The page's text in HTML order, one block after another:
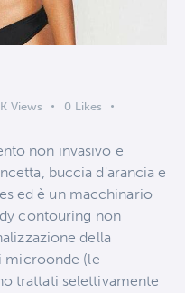
Views 0 Likes
non invasivo e
buccia d'arancia e
ed è un macchinario
contouring non
della
microonde (le
trattati selettivamente